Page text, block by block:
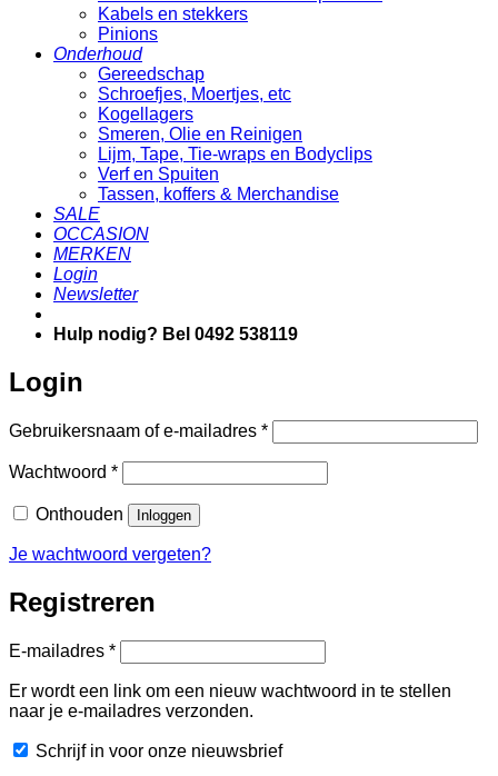
Kabels en stekkers
Pinions
Onderhoud
Gereedschap
Schroefjes, Moertjes, etc
Kogellagers
Smeren, Olie en Reinigen
Lijm, Tape, Tie-wraps en Bodyclips
Verf en Spuiten
Tassen, koffers & Merchandise
SALE
OCCASION
MERKEN
Login
Newsletter
Hulp nodig? Bel 0492 538119
Login
Gebruikersnaam of e-mailadres *Vereist
Wachtwoord *Vereist
Onthouden Inloggen
Je wachtwoord vergeten?
Registreren
E-mailadres *Vereist
Er wordt een link om een nieuw wachtwoord in te stellen
naar je e-mailadres verzonden.
Schrijf in voor onze nieuwsbrief